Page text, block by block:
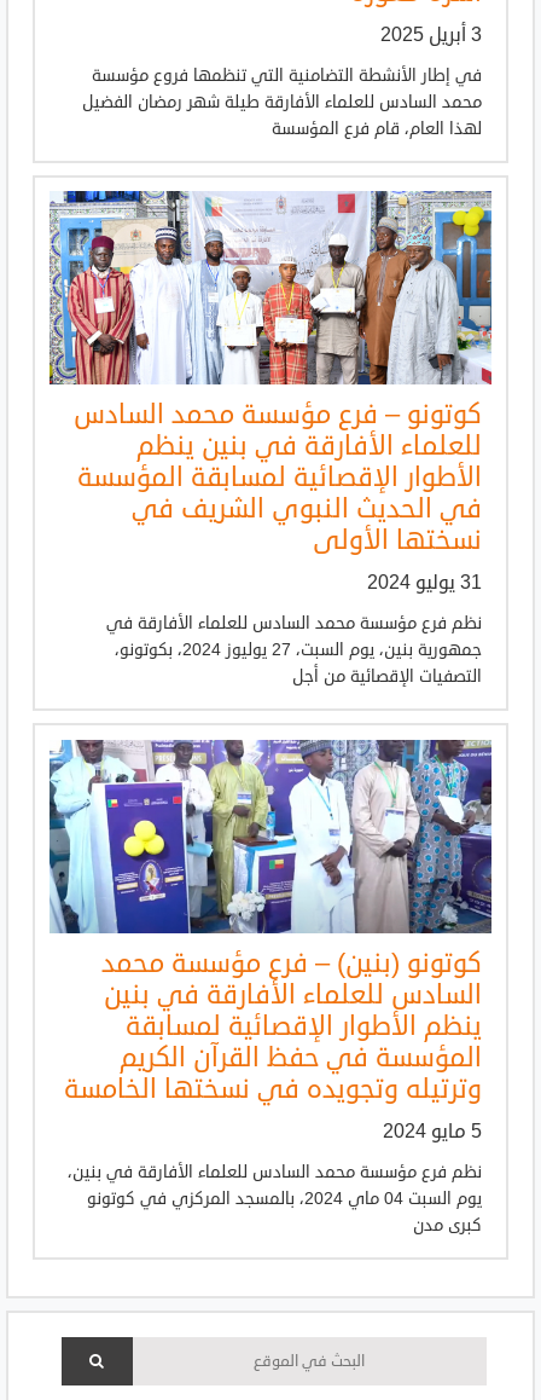
3 أبريل 2025
في إطار الأنشطة التضامنية التي تنظمها فروع مؤسسة
محمد السادس للعلماء الأفارقة طيلة شهر رمضان الفضيل
لهذا العام، قام فرع المؤسسة
كوتونو – فرع مؤسسة محمد السادس
للعلماء الأفارقة في بنين ينظم
الأطوار الإقصائية لمسابقة المؤسسة
في الحديث النبوي الشريف في
نسختها الأولى
31 يوليو 2024
نظم فرع مؤسسة محمد السادس للعلماء الأفارقة في
جمهورية بنين، يوم السبت، 27 يوليوز 2024، بكوتونو،
التصفيات الإقصائية من أجل
كوتونو (بنين) – فرع مؤسسة محمد
السادس للعلماء الأفارقة في بنين
ينظم الأطوار الإقصائية لمسابقة
المؤسسة في حفظ القرآن الكريم
وترتيله وتجويده في نسختها الخامسة
5 مايو 2024
نظم فرع مؤسسة محمد السادس للعلماء الأفارقة في بنين،
يوم السبت 04 ماي 2024، بالمسجد المركزي في كوتونو
كبرى مدن